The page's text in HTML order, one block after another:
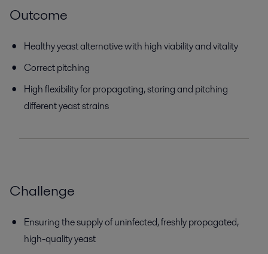
Outcome
Healthy yeast alternative with high viability and vitality
Correct pitching
High flexibility for propagating, storing and pitching
different yeast strains
Challenge
Ensuring the supply of uninfected, freshly propagated,
high-quality yeast